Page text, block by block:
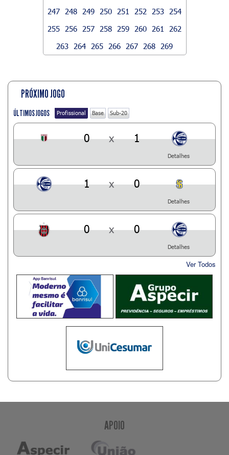
247
248 249 250 251 252 253
254
255
256 257 258 259 260 261
262
263
264 265 266 267 268 269
PRÓXIMO JOGO
ÚLTIMOS JOGOS Profissional Base Sub-20
0 x 1
Detalhes
1 x 0
Detalhes
0 x 0
Detalhes
Ver Todos
APOIO